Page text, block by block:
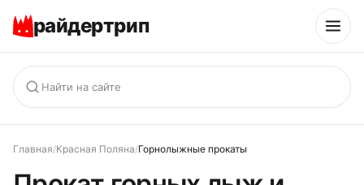
райдертрип
Главная/Красная Поляна/Горнолыжные прокаты